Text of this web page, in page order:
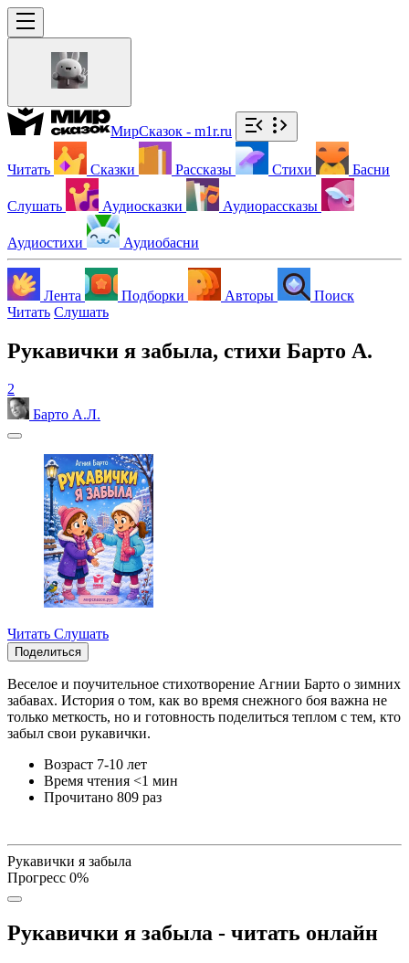
МирСказок - m1r.ru
Читать Сказки Рассказы Стихи Басни
Слушать Аудиосказки Аудиорассказы
Аудиостихи Аудиобасни
Лента Подборки Авторы
Поиск
Читать Слушать
Рукавички я забыла, стихи Барто А.
2
Барто А.Л.
Читать Слушать
Поделиться
Веселое и поучительное стихотворение Агнии Барто о зимних
забавах. История о том, как во время снежного боя важна не
только меткость, но и готовность поделиться теплом с тем, кто
забыл свои рукавички.
Возраст 7-10 лет
Время чтения <1 мин
Прочитано 809 раз
Рукавички я забыла
Прогресс 0%
Рукавички я забыла - читать онлайн